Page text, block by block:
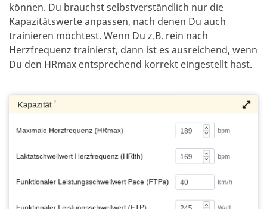
können. Du brauchst selbstverständlich nur die
Kapazitätswerte anpassen, nach denen Du auch
trainieren möchtest. Wenn Du z.B. rein nach
Herzfrequenz trainierst, dann ist es ausreichend, wenn
Du den HRmax entsprechend korrekt eingestellt hast.